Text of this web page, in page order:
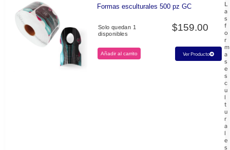
Formas esculturales 500 pz GC
Solo quedan 1
disponibles
$159.00
Añadir al carrito Ver Producto
L
a
s
f
o
r
m
a
s
e
s
c
u
l
t
u
r
a
l
e
s